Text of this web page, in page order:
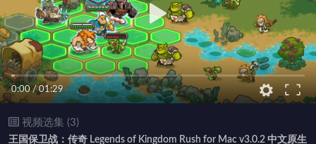
0:00/01:29
视频选集 (3)
王国保卫战：传奇 Legends of Kingdom Rush for Mac v3.0.2 中文原生